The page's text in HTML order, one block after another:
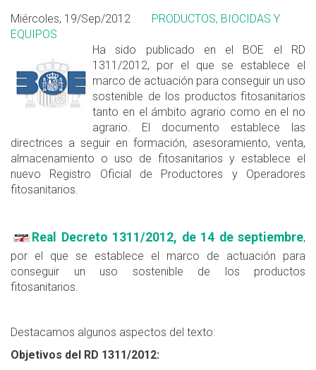
Miércoles, 19/Sep/2012
PRODUCTOS, BIOCIDAS Y
EQUIPOS
Ha sido publicado en el BOE el RD
1311/2012, por el que se establece el
marco de actuación para conseguir un uso
sostenible de los productos fitosanitarios
tanto en el ámbito agrario como en el no
agrario. El documento establece las
directrices a seguir en formación, asesoramiento, venta,
almacenamiento o uso de fitosanitarios y establece el
nuevo Registro Oficial de Productores y Operadores
fitosanitarios.
Real Decreto 1311/2012, de 14 de septiembre,
por el que se establece el marco de actuación para
conseguir un uso sostenible de los productos
fitosanitarios.
Destacamos algunos aspectos del texto:
Objetivos del RD 1311/2012: